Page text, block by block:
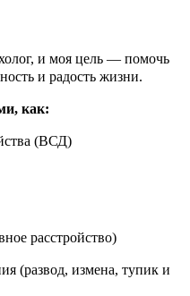
и моя цель — помочь
и радость жизни.
как:
(ВСД)
расстройство)
(развод, измена, тупик и